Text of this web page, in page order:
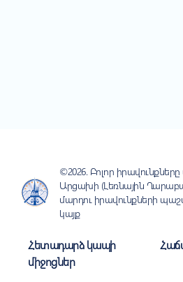
©2026. Բոլոր
Արցախի (Լեռնային
մարդու իրավունքների
կայք
Հետադարձ կապի
միջոցներ